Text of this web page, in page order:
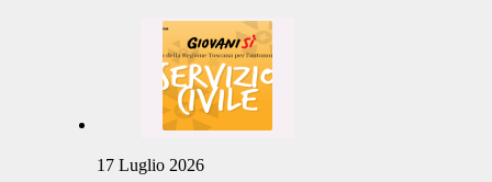
17 Luglio 2026